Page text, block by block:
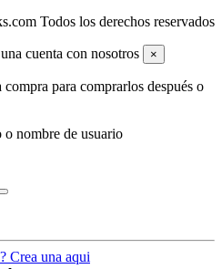
Todos los derechos reservados
cuenta con nosotros ×
para comprarlos después o
nombre de usuario
Crea una aqui